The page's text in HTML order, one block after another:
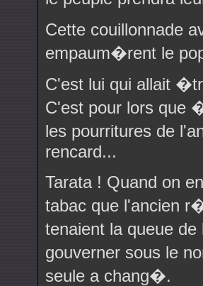
Cette couillonnade
empaum�rent le
C'est lui qui allait
C'est pour lors que
les pourritures de
rencard...
Tarata ! Quand on
tabac que l'ancien
tenaient la queue
gouverner sous le
seule a chang�.